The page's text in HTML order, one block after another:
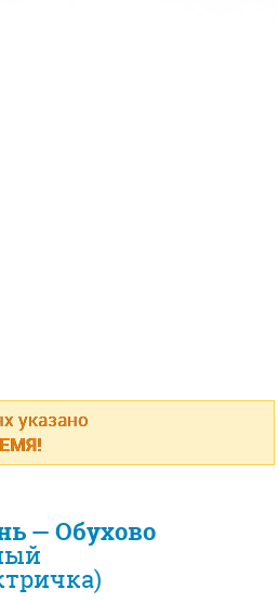
указано
— Обухово